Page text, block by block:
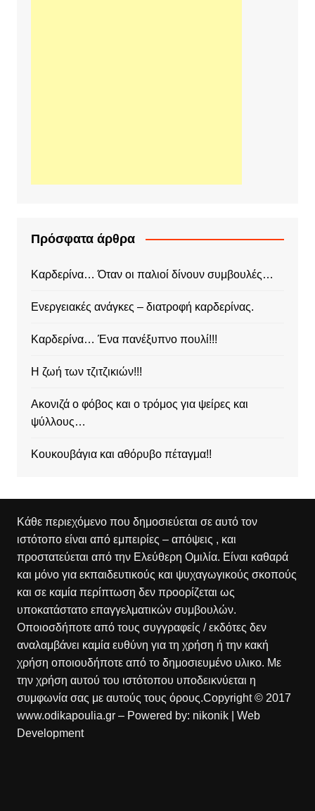
Πρόσφατα άρθρα
Καρδερίνα… Όταν οι παλιοί δίνουν συμβουλές…
Ενεργειακές ανάγκες – διατροφή καρδερίνας.
Καρδερίνα… Ένα πανέξυπνο πουλί!!!
Η ζωή των τζιτζικιών!!!
Ακονιζά ο φόβος και ο τρόμος για ψείρες και
ψύλλους…
Κουκουβάγια και αθόρυβο πέταγμα!!
Κάθε περιεχόμενο που δημοσιεύεται σε αυτό τον
ιστότοπο είναι από εμπειρίες – απόψεις , και
προστατεύεται από την Ελεύθερη Ομιλία. Είναι καθαρά
και μόνο για εκπαιδευτικούς και ψυχαγωγικούς σκοπούς
και σε καμία περίπτωση δεν προορίζεται ως
υποκατάστατο επαγγελματικών συμβουλών.
Οποιοσδήποτε από τους συγγραφείς / εκδότες δεν
αναλαμβάνει καμία ευθύνη για τη χρήση ή την κακή
χρήση οποιουδήποτε από το δημοσιευμένο υλικο. Με
την χρήση αυτού του ιστότοπου υποδεικνύεται η
συμφωνία σας με αυτούς τους όρους.Copyright © 2017
www.odikapoulia.gr – Powered by: nikonik
| Web
Development